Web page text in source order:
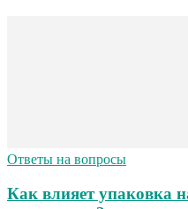
Ответы на вопросы
Как влияет упаковка